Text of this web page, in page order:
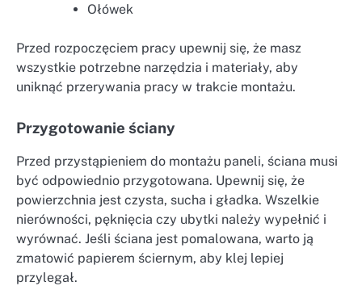
Ołówek
Przed rozpoczęciem pracy upewnij się, że masz
wszystkie potrzebne narzędzia i materiały, aby
uniknąć przerywania pracy w trakcie montażu.
Przygotowanie ściany
Przed przystąpieniem do montażu paneli, ściana musi
być odpowiednio przygotowana. Upewnij się, że
powierzchnia jest czysta, sucha i gładka. Wszelkie
nierówności, pęknięcia czy ubytki należy wypełnić i
wyrównać. Jeśli ściana jest pomalowana, warto ją
zmatowić papierem ściernym, aby klej lepiej
przylegał.